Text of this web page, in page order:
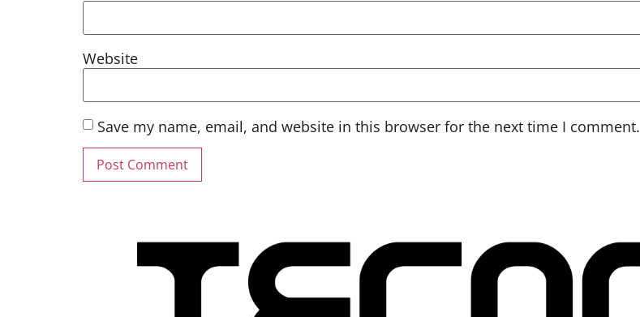
Website
Save my name, email, and website in this browser for the next time I comment.